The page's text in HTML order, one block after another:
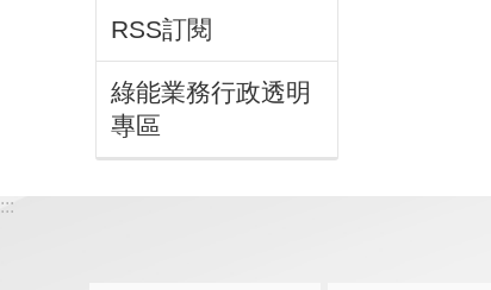
RSS訂閱
綠能業務行政透明
專區
:::